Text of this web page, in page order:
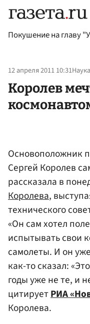
Покушение на главу
12 апреля 2011 10:31Наука
Королев
Основоположник
Сергей Королев
рассказала в
Королева,
технического
«Он сам хотел
испытывать свои
самолеты. И он
как-то сказал:
годы уже не те, и
цитируетРИА
Королева.